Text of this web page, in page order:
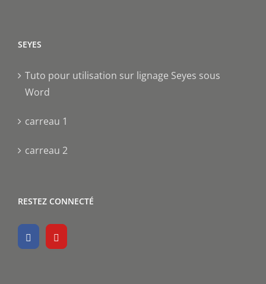
SEYES
Tuto pour utilisation sur lignage Seyes sous
Word
carreau 1
carreau 2
RESTEZ CONNECTÉ